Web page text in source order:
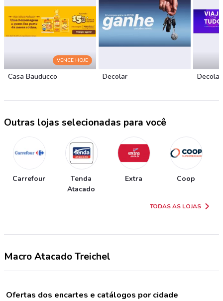
VENCE HOJE
Casa Bauducco Decolar Decolar
Outras lojas selecionadas para você
Carrefour
Tenda
Atacado
Extra Coop
TODAS AS LOJAS
Macro Atacado Treichel
Ofertas dos encartes e catálogos por cidade